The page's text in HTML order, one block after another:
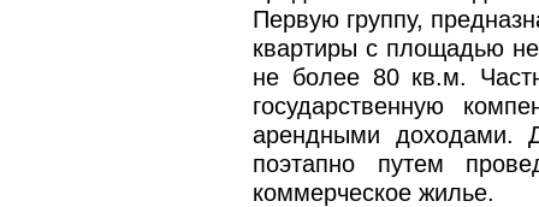
Первую группу,
квартиры с площадью
не более 80 кв.м.
государственную
арендными доходами.
поэтапно путем
коммерческое жилье.